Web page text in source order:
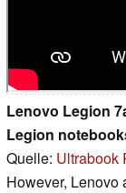
Lenovo Legion
Legion
Quelle: Ultrabook
However, Lenovo